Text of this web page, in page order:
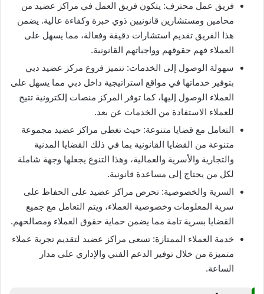
فريق عمل محترف: يتكون فريق العمل في مراكز عضيد من
محامين ومستشارين قانونيين ذوي خبرة وكفاءة عالية. يضمن
هذا الفريق تقديم استشارات دقيقة وفعالة، مما يسهل على
العملاء فهم حقوقهم وواجباتهم القانونية.
سهولة الوصول إلى الخدمات: تتميز فروع مركز عضيد دبي
بتوفير خدماتها في مواقع استراتيجية داخل دبي مما يسهل على
العملاء الوصول إليها، كما توفر المركز منصات إلكترونية تتيح
للعملاء الاستفادة من الخدمات عن بعد.
التعامل مع قضايا متنوعة: حيث تغطي مراكز عضيد مجموعة
متنوعة من القضايا القانونية بما في ذلك القضايا المدنية
والتجارية والأسرية والعمالية، وهذا التنوع يجعلها وجهة شاملة
لكل من يحتاج إلى مساعدة قانونية.
السرية والخصوصية: تحرص مراكز عضيد على الحفاظ على
سرية المعلومات وخصوصية العملاء، ويتم التعامل مع جميع
القضايا بسرية تامة مما يضمن حماية حقوق العملاء ومصالحهم.
خدمة العملاء الممتازة: تسعى مراكز عضيد لتقديم تجربة عملاء
متميزة من خلال توفير الدعم الفني والإداري على مدار
الساعة.